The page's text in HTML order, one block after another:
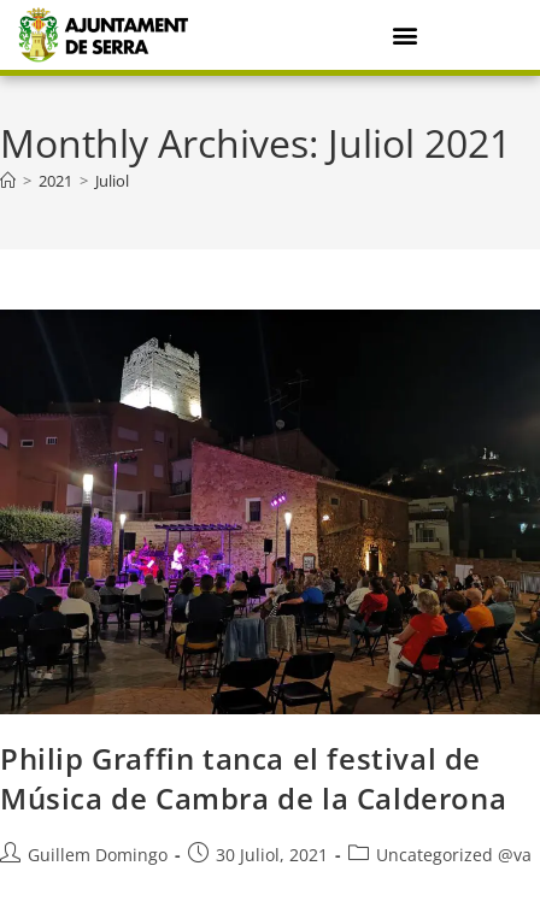
Monthly Archives: Juliol 2021
> 2021 > Juliol
Philip Graffin tanca el festival de
Música de Cambra de la Calderona
Guillem Domingo 30 Juliol, 2021 Uncategorized @va